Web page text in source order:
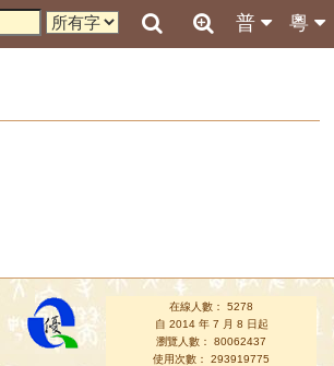
粵
普
在線人數： 5278
自 2014 年 7 月 8 日起
瀏覽人數： 80062437
使用次數： 293919775